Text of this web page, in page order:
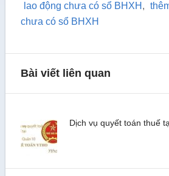
lao động chưa có sổ BHXH ,
chưa có sổ BHXH
Bài viết liên quan
Dịch vụ quyết toán thuế